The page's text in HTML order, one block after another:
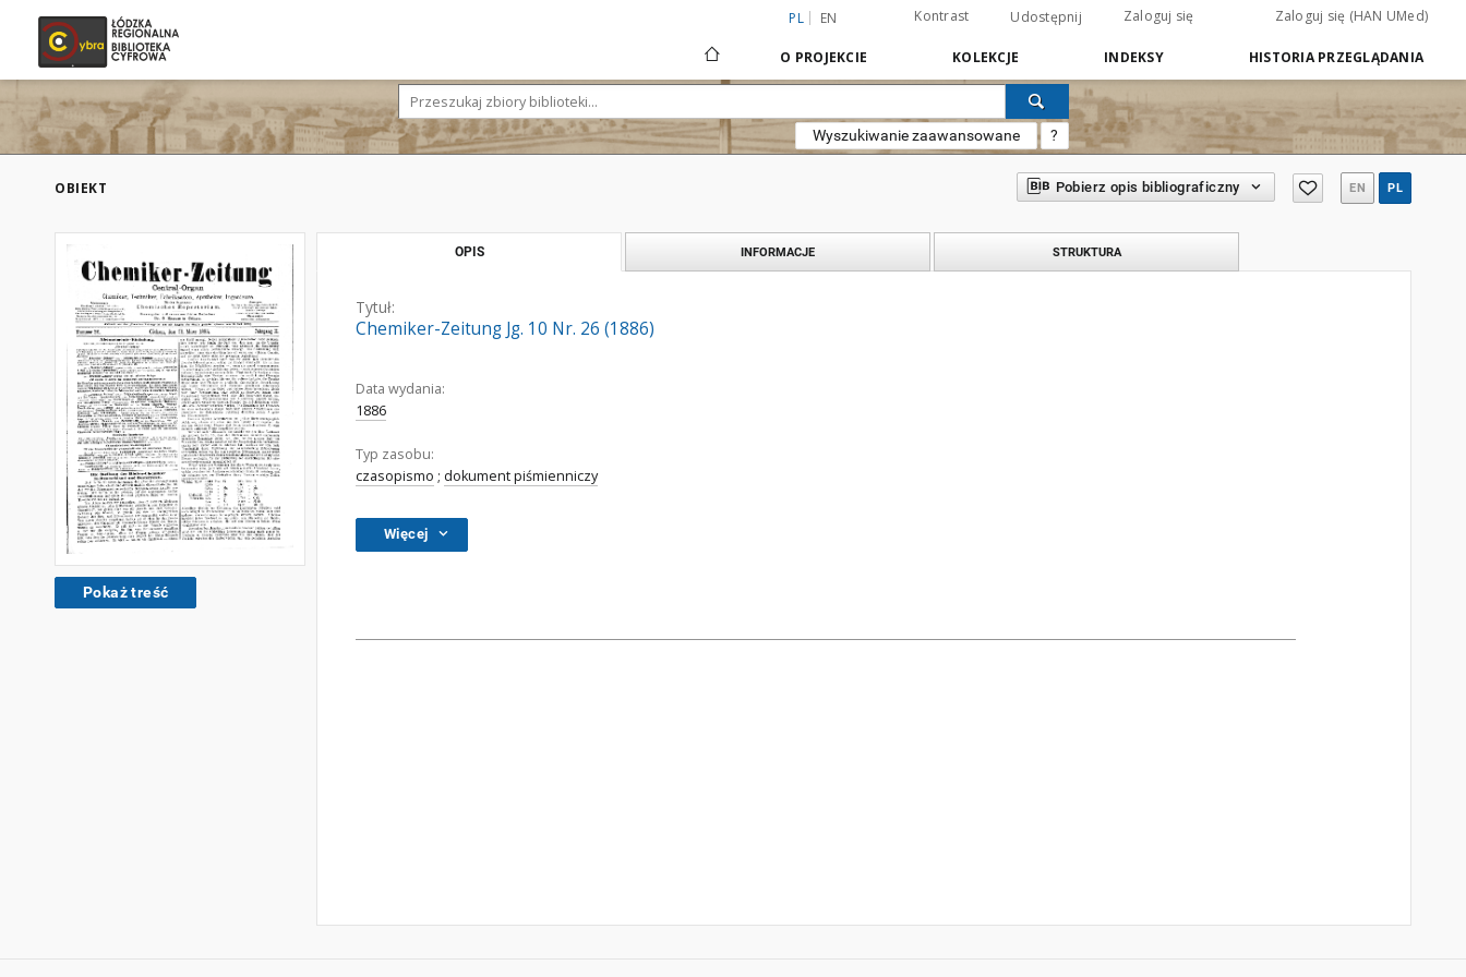
PL EN Kontrast Udostępnij Zaloguj się Zaloguj się (HAN UMed)
O PROJEKCIE KOLEKCJE INDEKSY HISTORIA PRZEGLĄDANIA
Wyszukiwanie zaawansowane ?
OBIEKT Pobierz opis bibliograficzny EN PL
Pokaż treść
OPIS INFORMACJE STRUKTURA
Tytuł:
Chemiker-Zeitung Jg. 10 Nr. 26 (1886)
Data wydania:
1886
Typ zasobu:
czasopismo ; dokument piśmienniczy
Więcej